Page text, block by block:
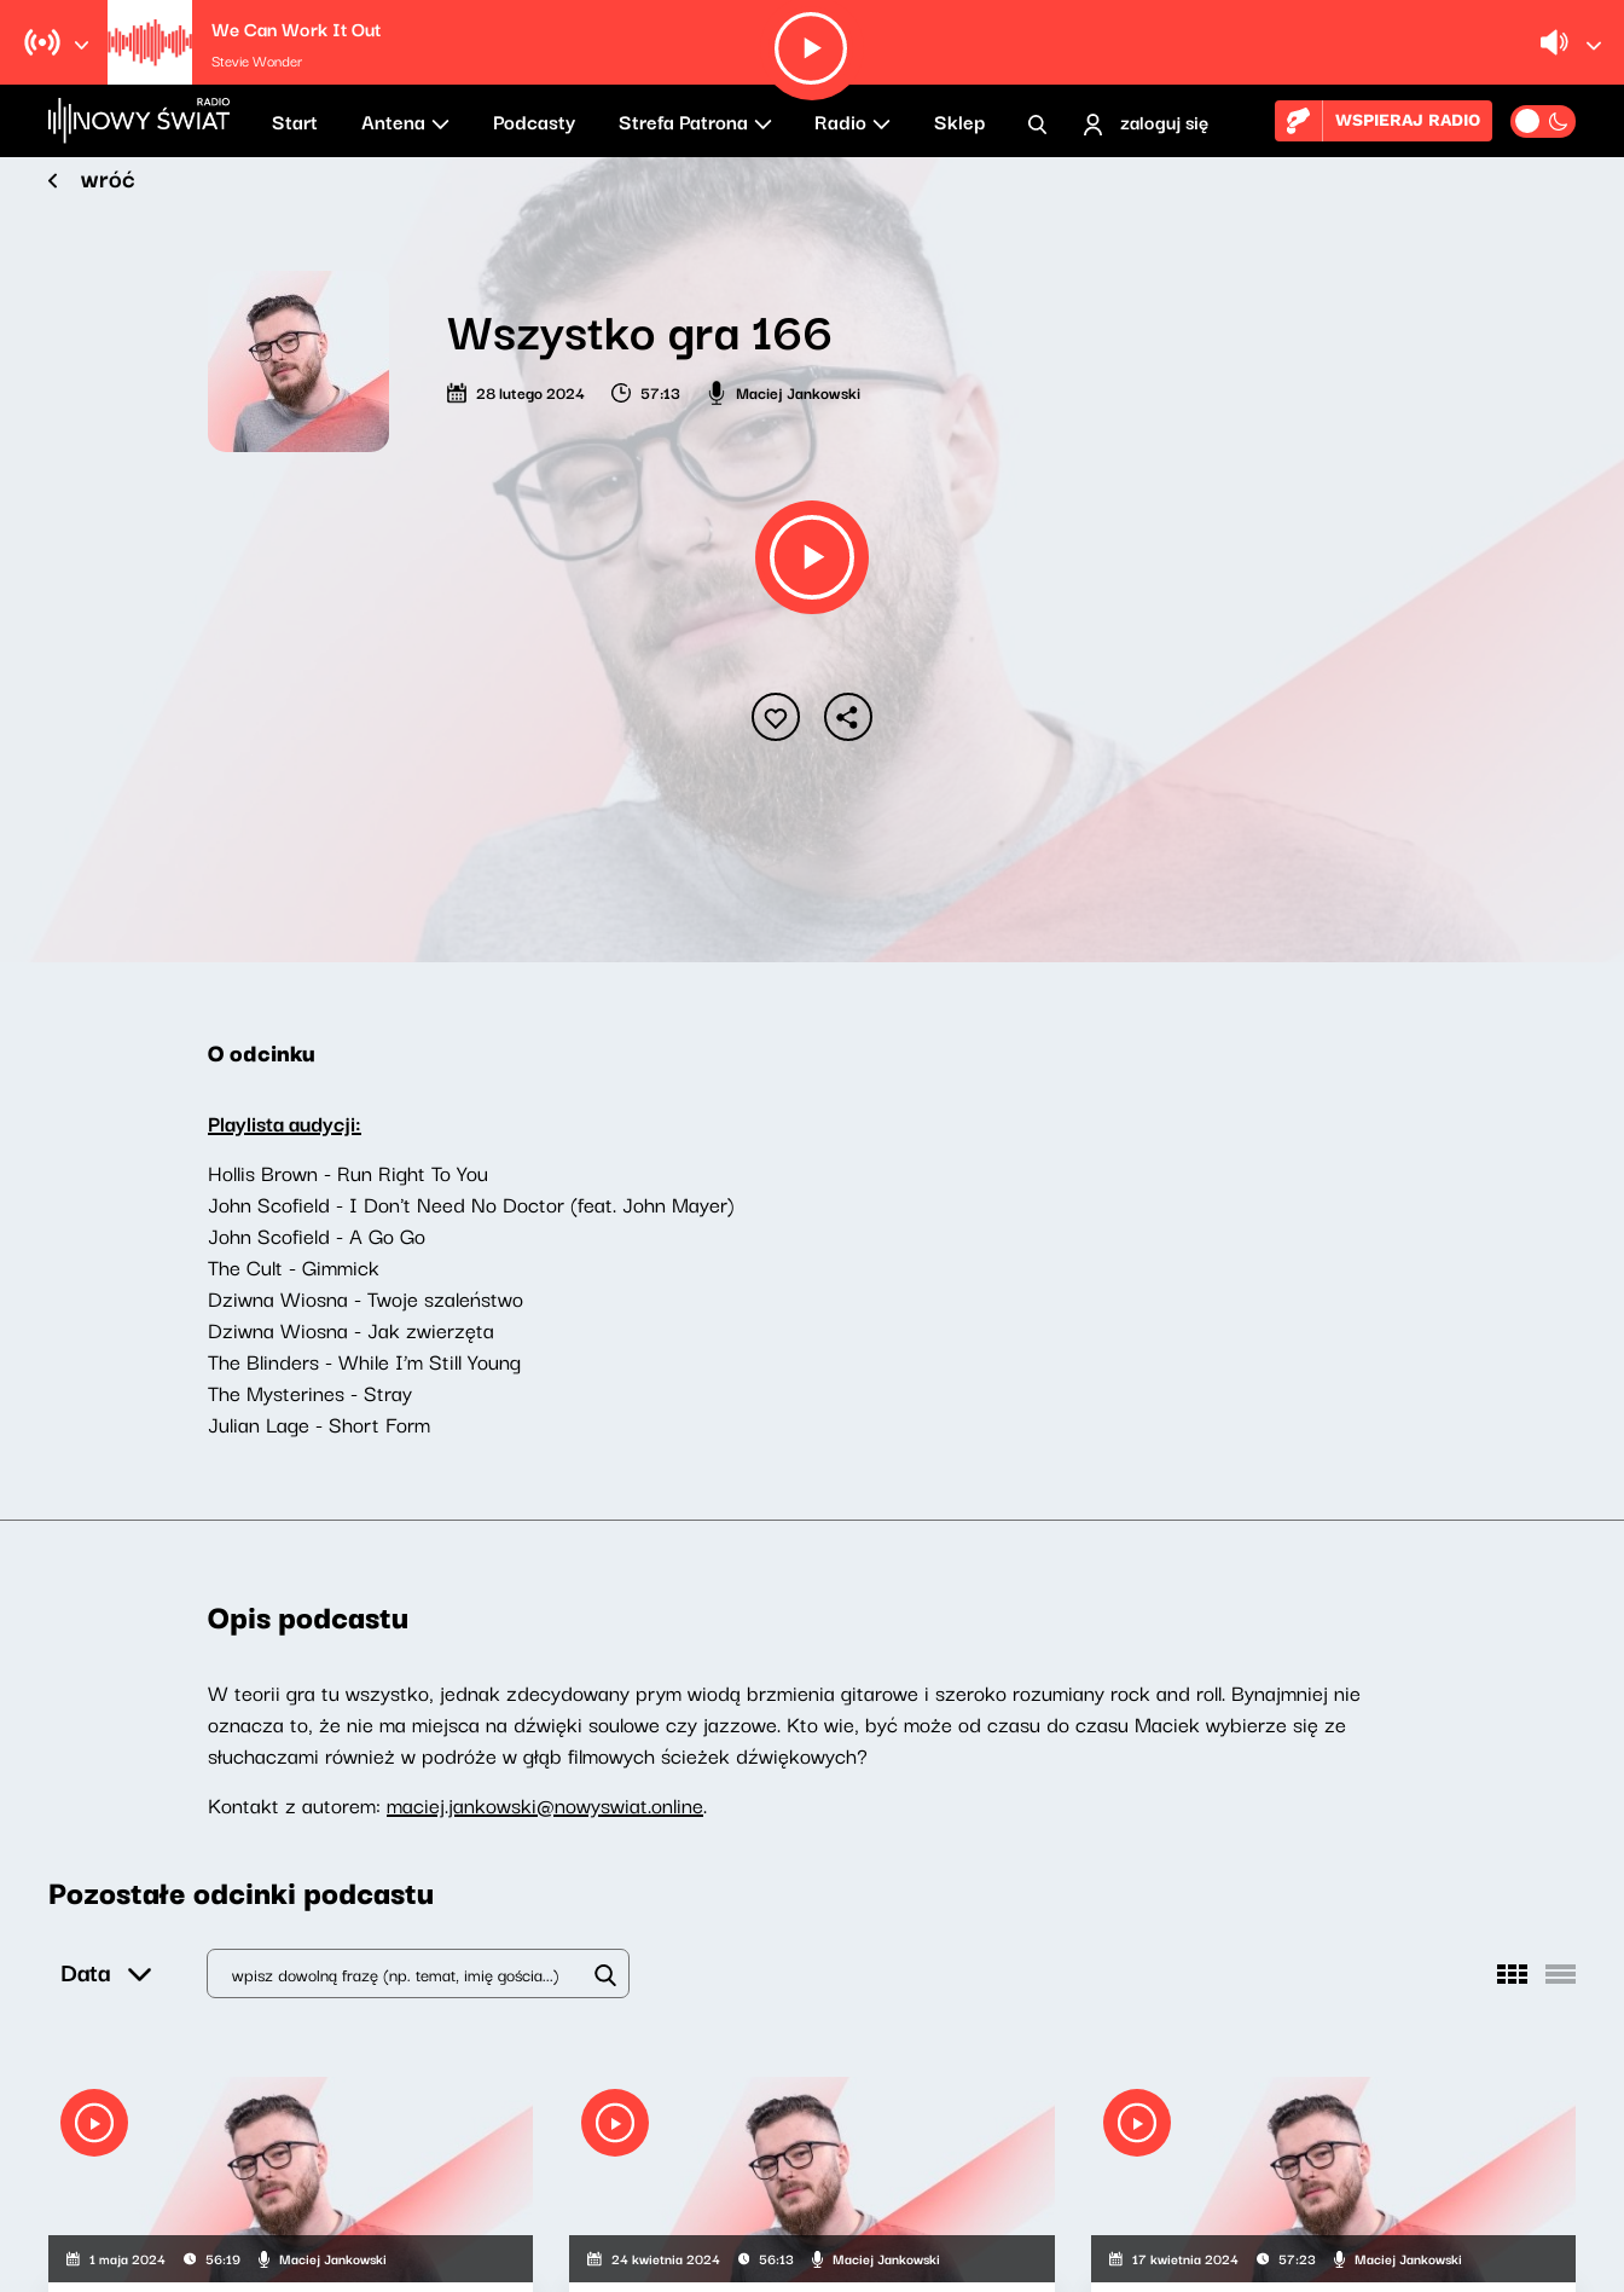
We Can Work It Out
Stevie Wonder
Start Antena Podcasty Strefa Patrona Radio Sklep zaloguj się WSPIERAJ RADIO
wróć
Wszystko gra 166
28 lutego 2024 57:13 Maciej Jankowski
O odcinku
Playlista audycji:
Hollis Brown - Run Right To You
John Scofield - I Don't Need No Doctor (feat. John Mayer)
John Scofield - A Go Go
The Cult - Gimmick
Dziwna Wiosna - Twoje szaleństwo
Dziwna Wiosna - Jak zwierzęta
The Blinders - While I’m Still Young
The Mysterines - Stray
Julian Lage - Short Form
Opis podcastu
W teorii gra tu wszystko, jednak zdecydowany prym wiodą brzmienia gitarowe i szeroko rozumiany rock and roll. Bynajmniej nie
oznacza to, że nie ma miejsca na dźwięki soulowe czy jazzowe. Kto wie, być może od czasu do czasu Maciek wybierze się ze
słuchaczami również w podróże w głąb filmowych ścieżek dźwiękowych?
Kontakt z autorem: maciej.jankowski@nowyswiat.online.
Pozostałe odcinki podcastu
Data
1 maja 2024 56:19 Maciej Jankowski 24 kwietnia 2024 56:13 Maciej Jankowski 17 kwietnia 2024 57:23 Maciej Jankowski